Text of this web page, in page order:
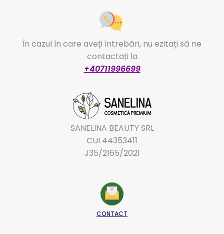
În cazul în care aveți întrebări, nu ezitați să ne
contactați la
+40711996699
SANELINA BEAUTY SRL
CUI 44353411
J35/2165/2021
CONTACT